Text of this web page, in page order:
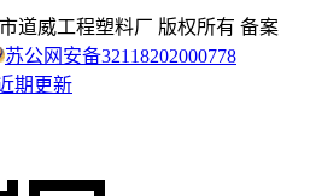
道威工程塑料厂 版权所有 备案
苏公网安备32118202000778
期更新